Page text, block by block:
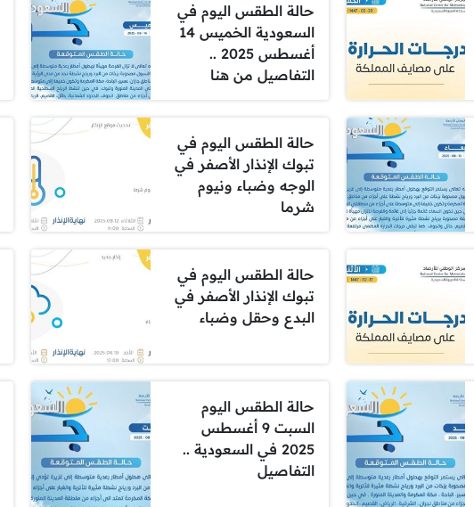
حالة الطقس اليوم في
السعودية الخميس 14
أغسطس 2025 ..
التفاصيل من هنا
حالة الطقس اليوم في
تبوك الإنذار الأصفر في
الوجه وضباء ونيوم
شرما
حالة الطقس اليوم في
تبوك الإنذار الأصفر في
البدع وحقل وضباء
حالة الطقس اليوم
السبت 9 أغسطس
2025 في السعودية ..
التفاصيل